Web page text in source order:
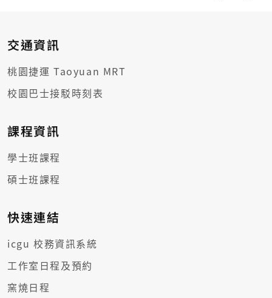
交通資訊
桃園捷運 Taoyuan MRT
校園巴士接駁時刻表
課程資訊
學士班課程
碩士班課程
快速連結
icgu 校務資訊系統
工作室日程及預約
窯燒日程